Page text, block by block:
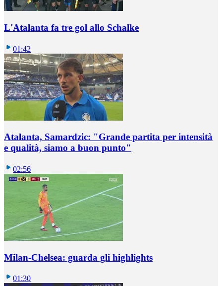
L'Atalanta fa tre gol allo Schalke
01:42
Atalanta, Samardzic: "Grande partita per intensità
e qualità, siamo a buon punto"
02:56
Milan-Chelsea: guarda gli highlights
01:30